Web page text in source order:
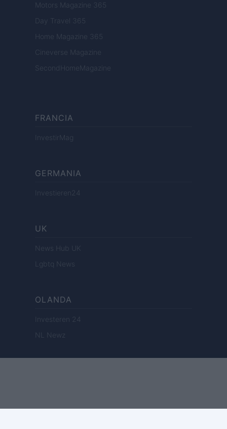
Motors Magazine 365
Day Travel 365
Home Magazine 365
Cineverse Magazine
SecondHomeMagazine
FRANCIA
InvestirMag
GERMANIA
Investieren24
UK
News Hub UK
Lgbtq News
OLANDA
Investeren 24
NL Newz